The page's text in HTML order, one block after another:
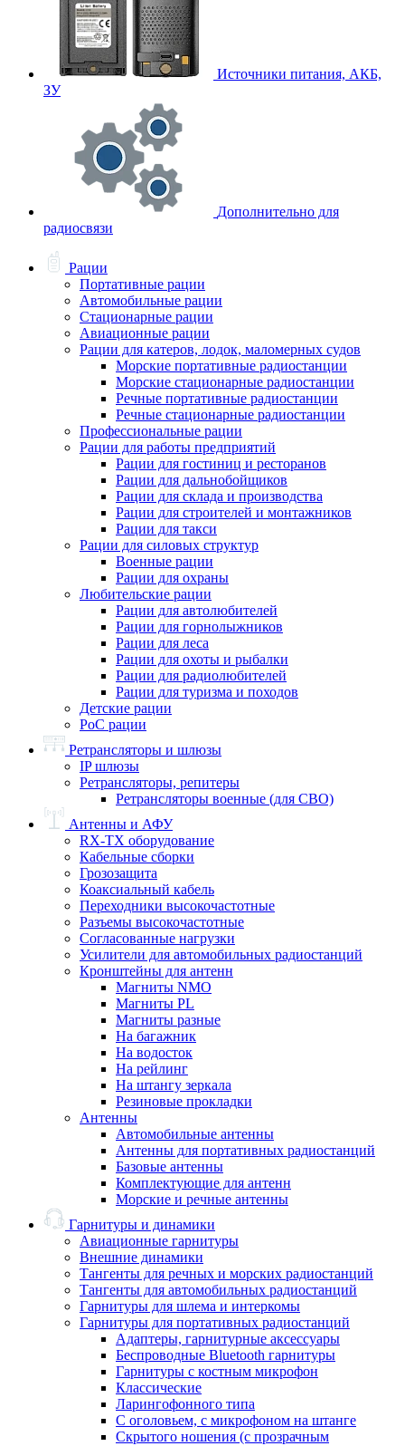
Источники питания, АКБ,
ЗУ
Дополнительно для
радиосвязи
Рации
Портативные рации
Автомобильные рации
Стационарные рации
Авиационные рации
Рации для катеров, лодок, маломерных судов
Морские портативные радиостанции
Морские стационарные радиостанции
Речные портативные радиостанции
Речные стационарные радиостанции
Профессиональные рации
Рации для работы предприятий
Рации для гостиниц и ресторанов
Рации для дальнобойщиков
Рации для склада и производства
Рации для строителей и монтажников
Рации для такси
Рации для силовых структур
Военные рации
Рации для охраны
Любительские рации
Рации для автолюбителей
Рации для горнолыжников
Рации для леса
Рации для охоты и рыбалки
Рации для радиолюбителей
Рации для туризма и походов
Детские рации
PoC рации
Ретрансляторы и шлюзы
IP шлюзы
Ретрансляторы, репитеры
Ретрансляторы военные (для СВО)
Антенны и АФУ
RX-TX оборудование
Кабельные сборки
Грозозащита
Коаксиальный кабель
Переходники высокочастотные
Разъемы высокочастотные
Согласованные нагрузки
Усилители для автомобильных радиостанций
Кронштейны для антенн
Магниты NMO
Магниты PL
Магниты разные
На багажник
На водосток
На рейлинг
На штангу зеркала
Резиновые прокладки
Антенны
Автомобильные антенны
Антенны для портативных радиостанций
Базовые антенны
Комплектующие для антенн
Морские и речные антенны
Гарнитуры и динамики
Авиационные гарнитуры
Внешние динамики
Тангенты для речных и морских радиостанций
Тангенты для автомобильных радиостанций
Гарнитуры для шлема и интеркомы
Гарнитуры для портативных радиостанций
Адаптеры, гарнитурные аксессуары
Беспроводные Bluetooth гарнитуры
Гарнитуры с костным микрофон
Классические
Ларингофонного типа
С оголовьем, с микрофоном на штанге
Скрытого ношения (с прозрачным